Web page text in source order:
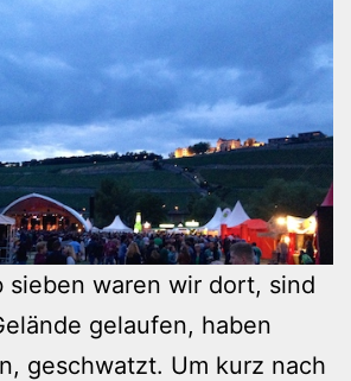
sieben waren wir dort, sind
gelaufen, haben
geschwatzt. Um kurz nach